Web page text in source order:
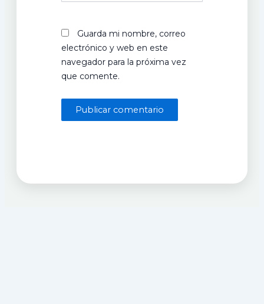
Guarda mi nombre, correo
electrónico y web en este
navegador para la próxima vez
que comente.